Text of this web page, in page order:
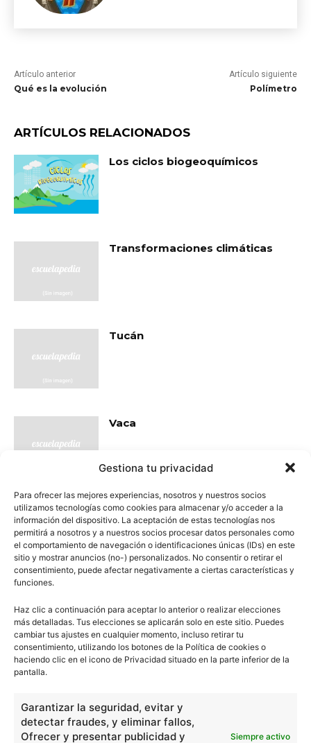
Gestiona tu privacidad
Para ofrecer las mejores experiencias, nosotros y nuestros socios
utilizamos tecnologías como cookies para almacenar y/o acceder a la
información del dispositivo. La aceptación de estas tecnologías nos
permitirá a nosotros y a nuestros socios procesar datos personales como
el comportamiento de navegación o identificaciones únicas (IDs) en este
sitio y mostrar anuncios (no-) personalizados. No consentir o retirar el
consentimiento, puede afectar negativamente a ciertas características y
funciones.
Haz clic a continuación para aceptar lo anterior o realizar elecciones
más detalladas. Tus elecciones se aplicarán solo en este sitio. Puedes
cambiar tus ajustes en cualquier momento, incluso retirar tu
consentimiento, utilizando los botones de la Política de cookies o
haciendo clic en el icono de Privacidad situado en la parte inferior de la
pantalla.
Garantizar la seguridad, evitar y
detectar fraudes, y eliminar fallos,
Ofrecer y presentar publicidad y
Siempre activo
Artículo anterior
Qué es la evolución
Artículo siguiente
Polímetro
ARTÍCULOS RELACIONADOS
Los ciclos biogeoquímicos
Transformaciones climáticas
Tucán
Vaca
- Publicidad -